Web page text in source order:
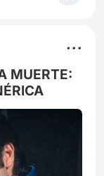
a
por
MUERTE: